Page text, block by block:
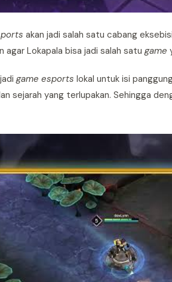
akan jadi salah satu cabang
agar Lokapala bisa jadi salah satugame
game esports lokal untuk isi
sejarah yang terlupakan. Sehingga